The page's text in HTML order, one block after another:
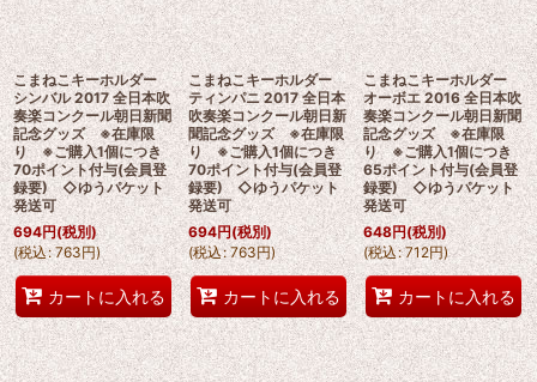
こまねこキーホルダー
シンバル 2017 全日本吹
奏楽コンクール朝日新聞
記念グッズ ※在庫限
り ※ご購入1個につき
70ポイント付与(会員登
録要) ◇ゆうパケット
発送可
694円(税別)
(税込: 763円)
カートに入れる
こまねこキーホルダー
ティンパニ 2017 全日本
吹奏楽コンクール朝日新
聞記念グッズ ※在庫限
り ※ご購入1個につき
70ポイント付与(会員登
録要) ◇ゆうパケット
発送可
694円(税別)
(税込: 763円)
カートに入れる
こまねこキーホルダー
オーボエ 2016 全日本吹
奏楽コンクール朝日新聞
記念グッズ ※在庫限
り ※ご購入1個につき
65ポイント付与(会員登
録要) ◇ゆうパケット
発送可
648円(税別)
(税込: 712円)
カートに入れる